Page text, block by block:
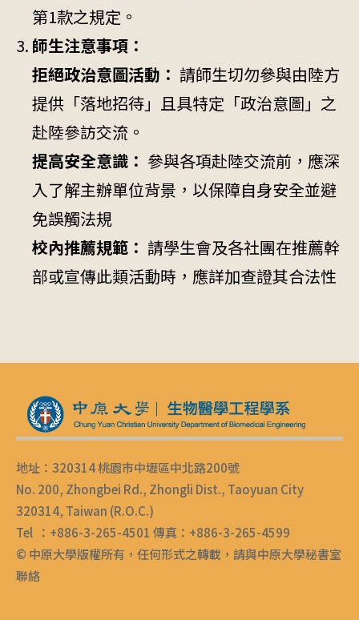
第1款之規定。
師生注意事項：
拒絕政治意圖活動： 請師生切勿參與由陸方
提供「落地招待」且具特定「政治意圖」之
赴陸參訪交流。
提高安全意識： 參與各項赴陸交流前，應深
入了解主辦單位背景，以保障自身安全並避
免誤觸法規
校內推薦規範： 請學生會及各社團在推薦幹
部或宣傳此類活動時，應詳加查證其合法性
地址：320314 桃園市中壢區中北路200號
No. 200, Zhongbei Rd., Zhongli Dist., Taoyuan City
320314, Taiwan (R.O.C.)
Tel ：+886-3-265-4501 傳真：+886-3-265-4599
© 中原大學版權所有，任何形式之轉載，請與中原大學秘書室
聯絡